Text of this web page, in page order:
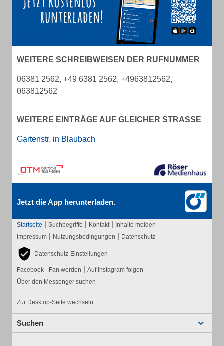
WEITERE SCHREIBWEISEN DER RUFNUMMER
06381 2562, +49 6381 2562, +4963812562,
063812562
WEITERE EINTRÄGE AUF GLEICHER STRASSE
Gartenstr. in Blaubach
Jetzt die App herunterladen.
Startseite | Suchbegriffe | Kontakt | Inhalte melden
Impressum | Nutzungsbedingungen | Datenschutz
Datenschutz-Einstellungen
Facebook - Fan werden | Auf Instagram folgen
Über den Messenger suchen
Zur Desktop-Seite wechseln
Suchen